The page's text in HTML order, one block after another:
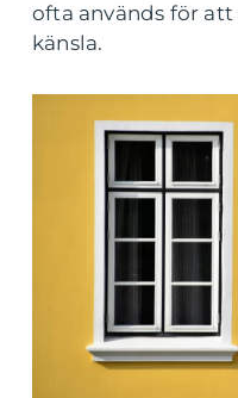
ofta används för
känsla.